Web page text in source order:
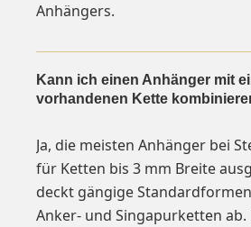
Anhängers.
Kann ich einen Anhänger mit
vorhandenen Kette
Ja, die meisten Anhänger bei
für Ketten bis 3 mm Breite
deckt gängige
Anker- und Singapurketten ab.